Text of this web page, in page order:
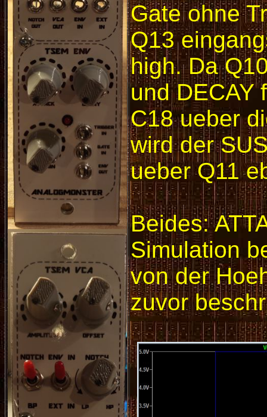
Gate ohne
Q13
high. Da
und DECAY
C18 ueber
wird der
ueber Q11
Beides:
Simulation
von der
zuvor